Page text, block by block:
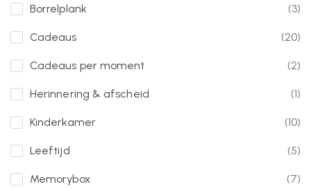
Borrelplank (3)
Cadeaus (20)
Cadeaus per moment (2)
Herinnering & afscheid (1)
Kinderkamer (10)
Leeftijd (5)
Memorybox (7)